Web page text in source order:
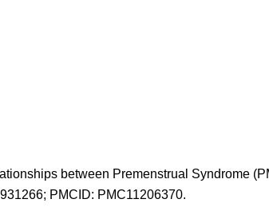
between Premenstrual Syndrome
PMCID: PMC11206370.